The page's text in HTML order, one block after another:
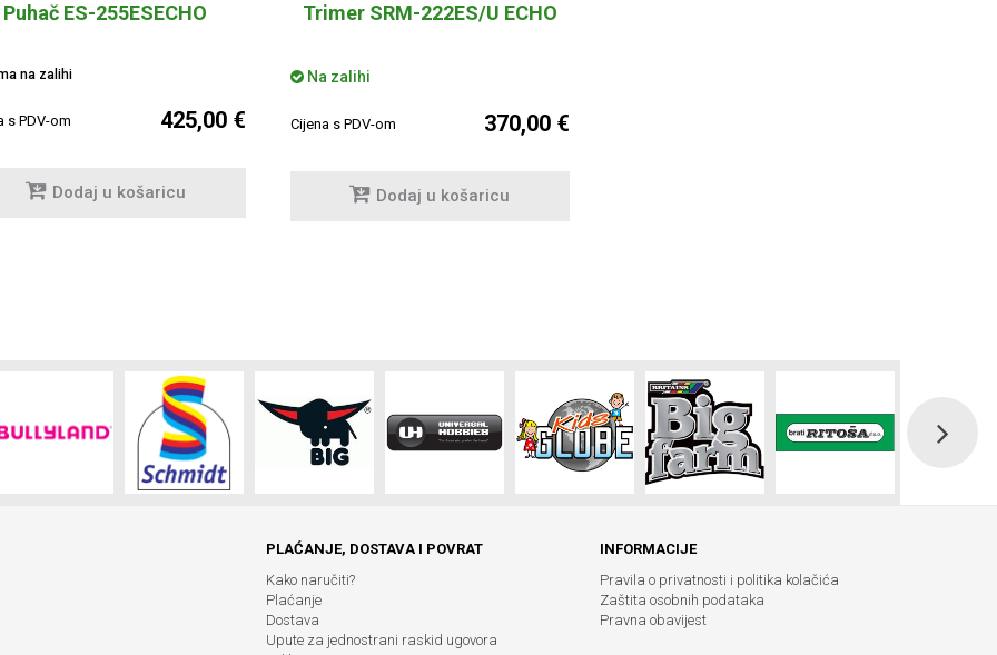
Puhač ES-255ESECHO
na zalihi
s PDV-om 425,00 €
Dodaj u košaricu
Trimer SRM-222ES/U ECHO
Na zalihi
Cijena s PDV-om 370,00 €
Dodaj u košaricu
PLAĆANJE, DOSTAVA I POVRAT
Kako naručiti?
Plaćanje
Dostava
Upute za jednostrani raskid ugovora
INFORMACIJE
Pravila o privatnosti i politika kolačića
Zaštita osobnih podataka
Pravna obavijest